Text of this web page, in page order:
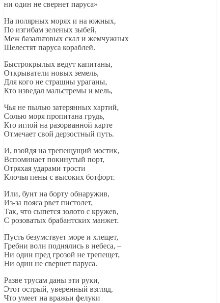
ни один не свернет паруса»
На полярных морях и на южных,
По изгибам зеленых зыбей,
Меж базальтовых скал и жемчужных
Шелестят паруса кораблей.
Быстрокрылых ведут капитаны,
Открыватели новых земель,
Для кого не страшны ураганы,
Кто изведал мальстремы и мель,
Чья не пылью затерянных хартий,
Солью моря пропитана грудь,
Кто иглой на разорванной карте
Отмечает свой дерзостный путь.
И, взойдя на трепещущий мостик,
Вспоминает покинутый порт,
Отряхая ударами трости
Клочья пены с высоких ботфорт.
Или, бунт на борту обнаружив,
Из-за пояса рвет пистолет,
Так, что сыпется золото с кружев,
С розоватых брабантских манжет.
Пусть безумствует море и хлещет,
Гребни волн поднялись в небеса, –
Ни один пред грозой не трепещет,
Ни один не свернет паруса.
Разве трусам даны эти руки,
Этот острый, уверенный взгляд,
Что умеет на вражьи фелуки